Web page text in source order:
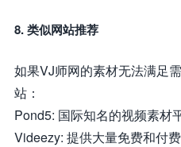
8. 类似网站推荐
如果VJ师网的素材无法满足
站：
Pond5: 国际知名的视频素材
Videezy: 提供大量免费和付